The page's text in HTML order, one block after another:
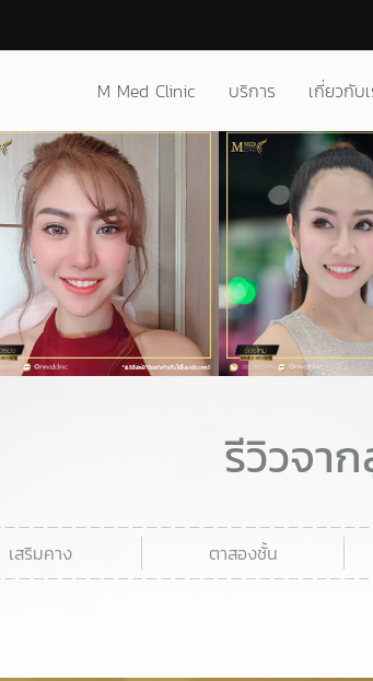
M Med Clinic บริการ เกี่ยวกับ
รีวิวจา
เสริมคาง ตาสองชั้น